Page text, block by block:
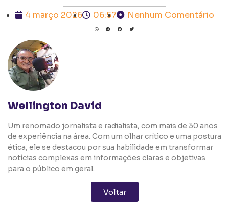
4 março 2026 06:57 Nenhum Comentário
Wellington David
Um renomado jornalista e radialista, com mais de 30 anos
de experiência na área. Com um olhar crítico e uma postura
ética, ele se destacou por sua habilidade em transformar
notícias complexas em informações claras e objetivas
para o público em geral.
Voltar